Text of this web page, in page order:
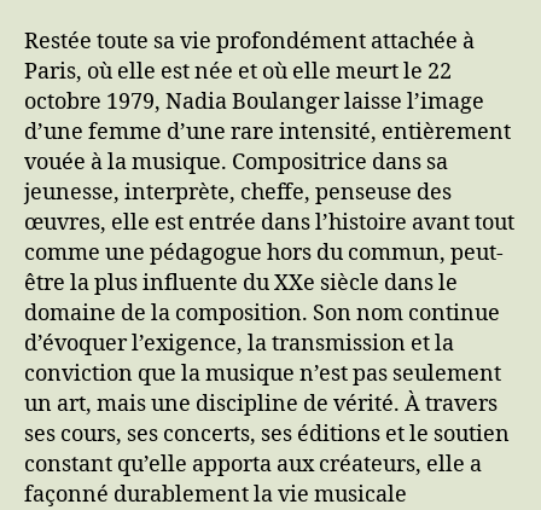
Restée toute sa vie profondément attachée à
Paris, où elle est née et où elle meurt le 22
octobre 1979, Nadia Boulanger laisse l’image
d’une femme d’une rare intensité, entièrement
vouée à la musique. Compositrice dans sa
jeunesse, interprète, cheffe, penseuse des
œuvres, elle est entrée dans l’histoire avant tout
comme une pédagogue hors du commun, peut-
être la plus influente du XXe siècle dans le
domaine de la composition. Son nom continue
d’évoquer l’exigence, la transmission et la
conviction que la musique n’est pas seulement
un art, mais une discipline de vérité. À travers
ses cours, ses concerts, ses éditions et le soutien
constant qu’elle apporta aux créateurs, elle a
façonné durablement la vie musicale